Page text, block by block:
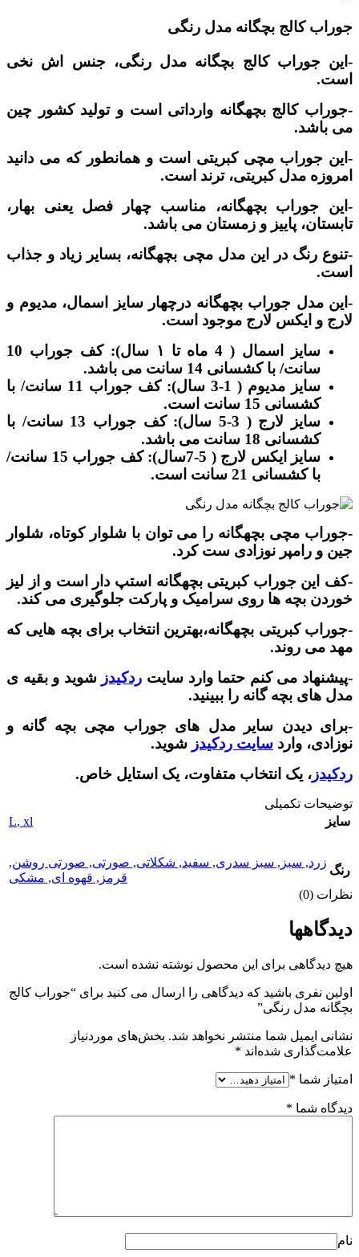
جوراب کالج بچگانه مدل رنگی
-این جوراب کالج بچگانه مدل رنگی، جنس اش نخی
است.
-جوراب کالج بچهگانه وارداتی است و تولید کشور چین
می باشد.
-این جوراب مچی کبریتی است و همانطور که می دانید
امروزه مدل کبریتی، ترند است.
-این جوراب بچهگانه، مناسب چهار فصل یعنی بهار،
تابستان، پاییز و زمستان می باشد.
-تنوع رنگ در این مدل مچی بچهگانه، بسایر زیاد و جذاب
است.
-این مدل جوراب بچهگانه درچهار سایز اسمال، مدیوم و
لارج و ایکس لارج موجود است.
سایز اسمال ( 4 ماه تا ۱ سال): کف جوراب 10
سانت/ با کشسانی 14 سانت می باشد.
سایز مدیوم ( 1-3 سال): کف جوراب 11 سانت/ با
کشسانی 15 سانت است.
سایز لارج ( 3-5 سال): کف جوراب 13 سانت/ با
کشسانی 18 سانت می باشد.
سایز ایکس لارج ( 5-7سال): کف جوراب 15 سانت/
با کشسانی 21 سانت است.
-جوراب مچی بچهگانه را می توان با شلوار کوتاه، شلوار
جین و رامپر نوزادی ست کرد.
-کف این جوراب کبریتی بچهگانه استپ دار است و از لیز
خوردن بچه ها روی سرامیک و پارکت جلوگیری می کند.
-جوراب کبریتی بچهگانه،بهترین انتخاب برای بچه هایی که
مهد می روند.
-پیشنهاد می کنم حتما وارد سایت ردکیدز شوید و بقیه ی
مدل های بچه گانه را ببینید.
-برای دیدن سایر مدل های جوراب مچی بچه گانه و
نوزادی، وارد سایت ردکیدز شوید.
ردکیدز ، یک انتخاب متفاوت، یک استایل خاص.
توضیحات تکمیلی
سایز
L, xl
رنگ
زرد, سبز , سبز سدری, سفید, شکلاتی, صورتی, صورتی روشن,
قرمز , قهوه ای, مشکی
نظرات (0)
دیدگاهها
هیچ دیدگاهی برای این محصول نوشته نشده است.
اولین نفری باشید که دیدگاهی را ارسال می کنید برای “جوراب کالج
بچگانه مدل رنگی”
نشانی ایمیل شما منتشر نخواهد شد. بخش‌های موردنیاز
علامت‌گذاری شده‌اند *
امتیاز شما *
دیدگاه شما *
نام